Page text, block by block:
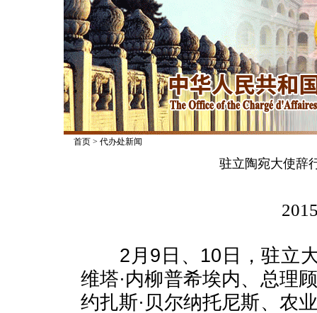
首页> 代办处新闻
驻立陶宛大使辞
2月9日、10日，驻立大
维塔·内柳普希埃内、总理
约扎斯·贝尔纳托尼斯、农